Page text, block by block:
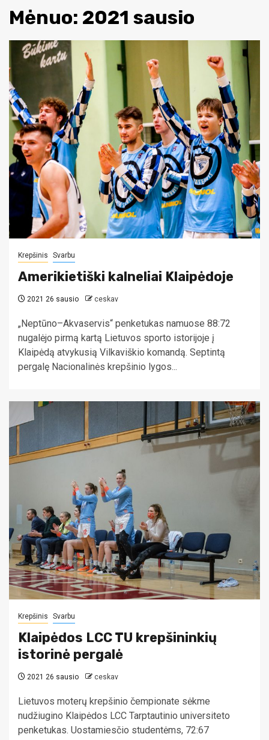
Mėnuo: 2021 sausio
Krepšinis Svarbu
Amerikietiški kalneliai Klaipėdoje
2021 26 sausio ceskav
„Neptūno–Akvaservis“ penketukas namuose 88:72
nugalėjo pirmą kartą Lietuvos sporto istorijoje į
Klaipėdą atvykusią Vilkaviškio komandą. Septintą
pergalę Nacionalinės krepšinio lygos...
Krepšinis Svarbu
Klaipėdos LCC TU krepšininkių
istorinė pergalė
2021 26 sausio ceskav
Lietuvos moterų krepšinio čempionate sėkme
nudžiugino Klaipėdos LCC Tarptautinio universiteto
penketukas. Uostamiesčio studentėms, 72:67